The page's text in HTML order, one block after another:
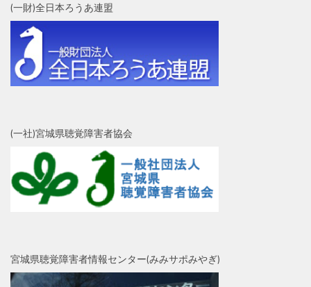
(一財)全日本ろうあ連盟
(一社)宮城県聴覚障害者協会
宮城県聴覚障害者情報センター(みみサポみやぎ)